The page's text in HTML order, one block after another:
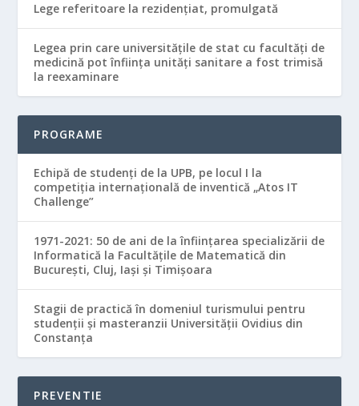
Lege referitoare la rezidenţiat, promulgată
Legea prin care universităţile de stat cu facultăţi de
medicină pot înfiinţa unităţi sanitare a fost trimisă
la reexaminare
PROGRAME
Echipă de studenţi de la UPB, pe locul I la
competiţia internaţională de inventică „Atos IT
Challenge”
1971-2021: 50 de ani de la înființarea specializării de
Informatică la Facultățile de Matematică din
București, Cluj, Iași și Timișoara
Stagii de practică în domeniul turismului pentru
studenții și masteranzii Universității Ovidius din
Constanța
PREVENTIE